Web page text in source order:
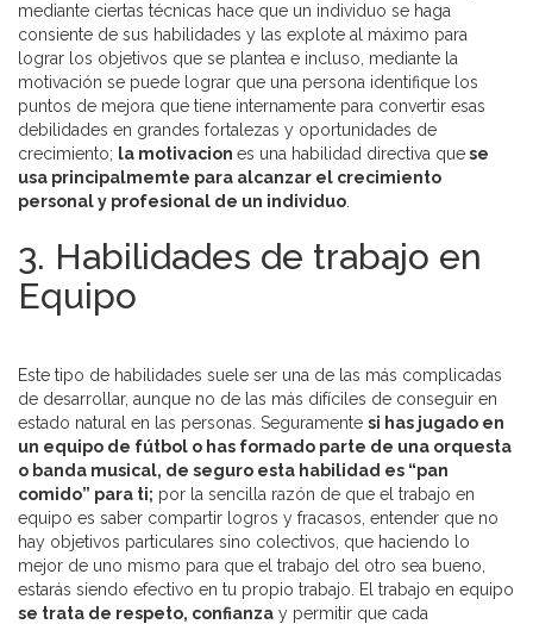
mediante ciertas técnicas hace que un individuo se haga
consiente de sus habilidades y las explote al máximo para
lograr los objetivos que se plantea e incluso, mediante la
motivación se puede lograr que una persona identifique los
puntos de mejora que tiene internamente para convertir esas
debilidades en grandes fortalezas y oportunidades de
crecimiento; la motivacion es una habilidad directiva quese
usa principalmemte para alcanzar el crecimiento
personal y profesional de un individuo
3. Habilidades de trabajo en
Equipo
Este tipo de habilidades suele ser una de las más complicadas
de desarrollar, aunque no de las más difíciles de conseguir en
estado natural en las personas. Seguramente si has jugado en
un equipo de fútbol o has formado parte de una orquesta
o banda musical, de seguro esta habilidad es “pan
comido” para ti; por la sencilla razón de que el trabajo en
equipo es saber compartir logros y fracasos, entender que no
hay objetivos particulares sino colectivos, que haciendo lo
mejor de uno mismo para que el trabajo del otro sea bueno,
estarás siendo efectivo en tu propio trabajo. El trabajo en equipo
se trata de respeto, confianza y permitir que cada